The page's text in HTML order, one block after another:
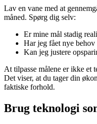
Lav en vane med at
måned. Spørg dig selv:
Er mine mål stadig
Har jeg fået nye behov
Kan jeg justere
At tilpasse målene er ikke et
Det viser, at du tager din
faktiske forhold.
Brug teknologi